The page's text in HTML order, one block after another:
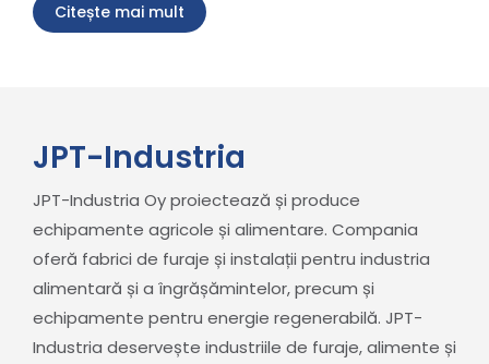
Citește mai mult
JPT-Industria
JPT-Industria Oy proiectează și produce
echipamente agricole și alimentare. Compania
oferă fabrici de furaje și instalații pentru industria
alimentară și a îngrășămintelor, precum și
echipamente pentru energie regenerabilă. JPT-
Industria deservește industriile de furaje, alimente și